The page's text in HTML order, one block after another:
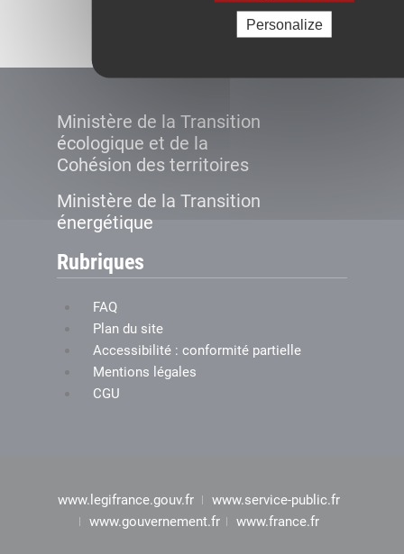
PersonalizeCréer le compte
Ministère de la Transition
écologique et de la
Cohésion des territoires
Ministère de la Transition
énergétique
Rubriques
FAQ
Plan du site
Accessibilité : conformité partielle
Mentions légales
CGU
www.legifrance.gouv.fr
www.service-public.fr
www.gouvernement.fr
www.france.fr